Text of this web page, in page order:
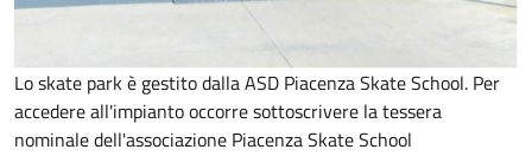
Lo skate park è gestito dalla ASD Piacenza Skate School. Per
accedere all'impianto occorre sottoscrivere la tessera
nominale dell'associazione Piacenza Skate School